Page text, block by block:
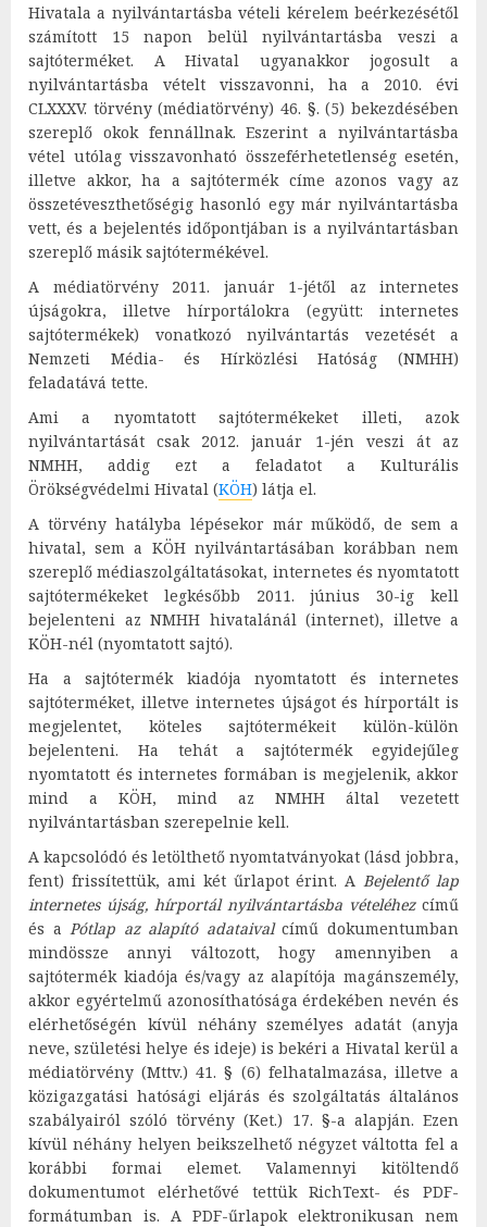
Hivatala a nyilvántartásba vételi kérelem beérkezésétől
számított 15 napon belül nyilvántartásba veszi a
sajtóterméket. A Hivatal ugyanakkor jogosult a
nyilvántartásba vételt visszavonni, ha a 2010. évi
CLXXXV. törvény (médiatörvény) 46. §. (5) bekezdésében
szereplő okok fennállnak. Eszerint a nyilvántartásba
vétel utólag visszavonható összeférhetetlenség esetén,
illetve akkor, ha a sajtótermék címe azonos vagy az
összetéveszthetőségig hasonló egy már nyilvántartásba
vett, és a bejelentés időpontjában is a nyilvántartásban
szereplő másik sajtótermékével.
A médiatörvény 2011. január 1-jétől az internetes
újságokra, illetve hírportálokra (együtt: internetes
sajtótermékek) vonatkozó nyilvántartás vezetését a
Nemzeti Média- és Hírközlési Hatóság (NMHH)
feladatává tette.
Ami a nyomtatott sajtótermékeket illeti, azok
nyilvántartását csak 2012. január 1-jén veszi át az
NMHH, addig ezt a feladatot a Kulturális
Örökségvédelmi Hivatal (KÖH) látja el.
A törvény hatályba lépésekor már működő, de sem a
hivatal, sem a KÖH nyilvántartásában korábban nem
szereplő médiaszolgáltatásokat, internetes és nyomtatott
sajtótermékeket legkésőbb 2011. június 30-ig kell
bejelenteni az NMHH hivatalánál (internet), illetve a
KÖH-nél (nyomtatott sajtó).
Ha a sajtótermék kiadója nyomtatott és internetes
sajtóterméket, illetve internetes újságot és hírportált is
megjelentet, köteles sajtótermékeit külön-külön
bejelenteni. Ha tehát a sajtótermék egyidejűleg
nyomtatott és internetes formában is megjelenik, akkor
mind a KÖH, mind az NMHH által vezetett
nyilvántartásban szerepelnie kell.
A kapcsolódó és letölthető nyomtatványokat (lásd jobbra,
fent) frissítettük, ami két űrlapot érint. A Bejelentő lap
internetes újság, hírportál nyilvántartásba vételéhezcímű
és a Pótlap az alapító adataivalcímű dokumentumban
mindössze annyi változott, hogy amennyiben a
sajtótermék kiadója és/vagy az alapítója magánszemély,
akkor egyértelmű azonosíthatósága érdekében nevén és
elérhetőségén kívül néhány személyes adatát (anyja
neve, születési helye és ideje) is bekéri a Hivatal kerül a
médiatörvény (Mttv.) 41. § (6) felhatalmazása, illetve a
közigazgatási hatósági eljárás és szolgáltatás általános
szabályairól szóló törvény (Ket.) 17. §-a alapján. Ezen
kívül néhány helyen beikszelhető négyzet váltotta fel a
korábbi formai elemet. Valamennyi kitöltendő
dokumentumot elérhetővé tettük RichText- és PDF-
formátumban is. A PDF-űrlapok elektronikusan nem